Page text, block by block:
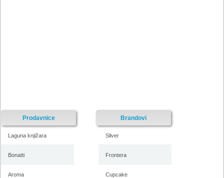
Prodavnice
Laguna knjižara
Bonatti
Aroma
Brandovi
Silver
Frontera
Cupcake